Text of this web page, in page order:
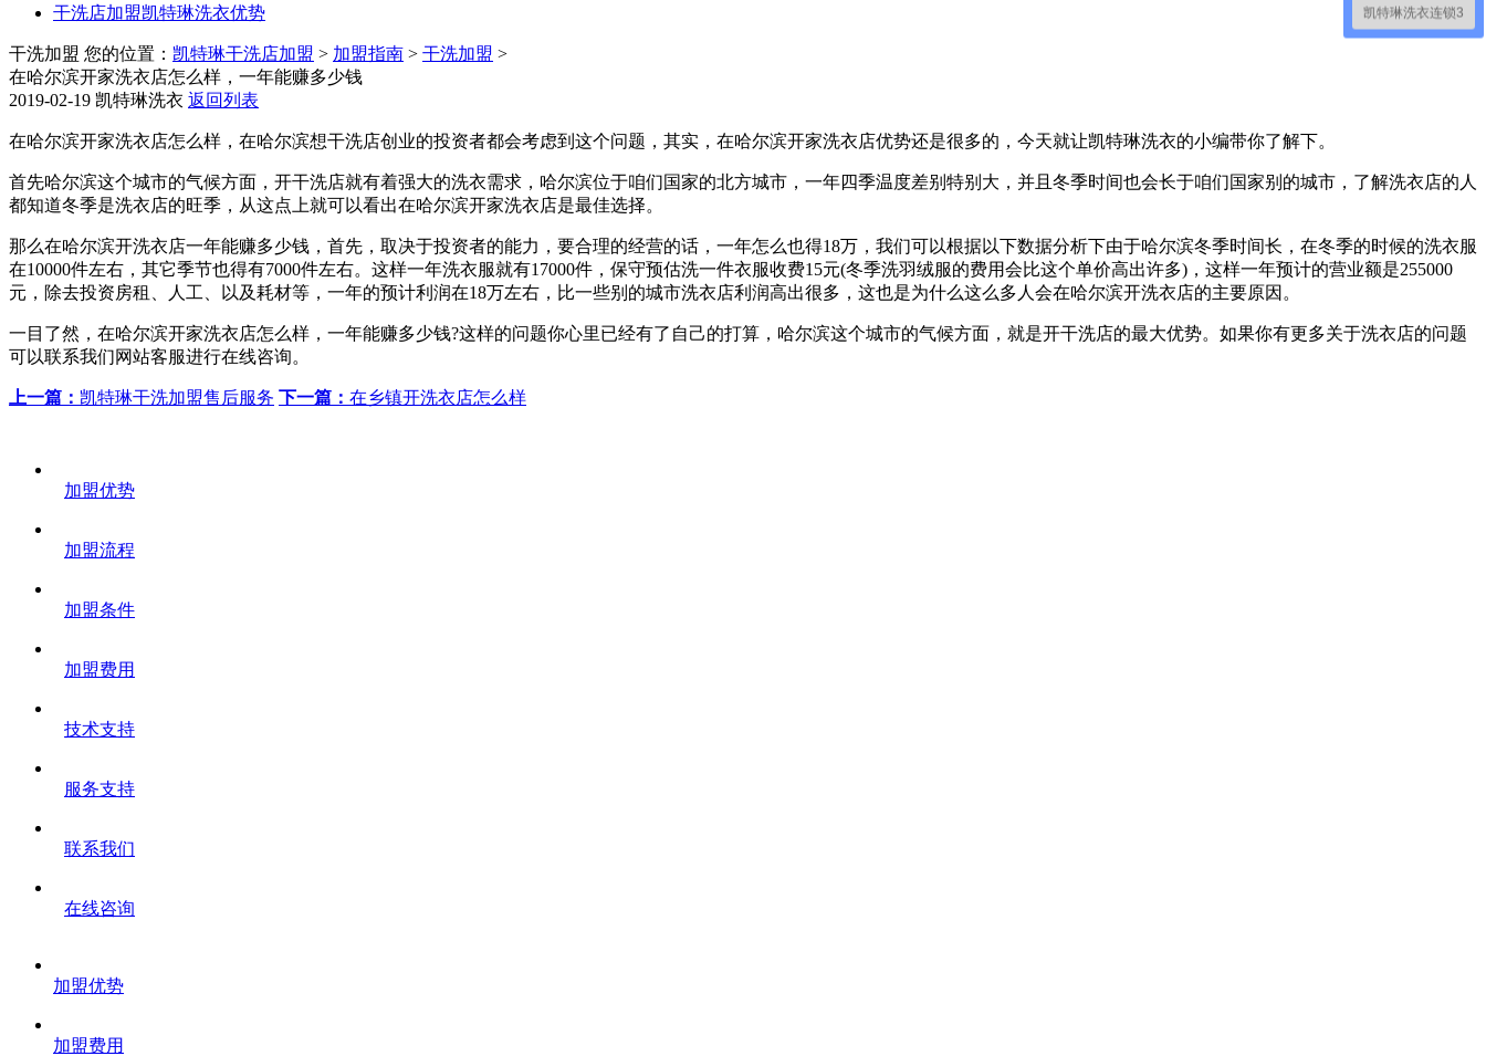
干洗店加盟凯特琳洗衣优势
干洗加盟 您的位置： 凯特琳干洗店加盟 > 加盟指南 > 干洗加盟 >
在哈尔滨开家洗衣店怎么样，一年能赚多少钱
2019-02-19 凯特琳洗衣 返回列表
在哈尔滨开家洗衣店怎么样，在哈尔滨想干洗店创业的投资者都会考虑到这个问题，其实，在哈尔滨开家洗衣店优势还是很多的，今天就让凯特琳洗衣的小编带你了解下。
首先哈尔滨这个城市的气候方面，开干洗店就有着强大的洗衣需求，哈尔滨位于咱们国家的北方城市，一年四季温度差别特别大，并且冬季时间也会长于咱们国家别的城市，了解洗衣店的人
都知道冬季是洗衣店的旺季，从这点上就可以看出在哈尔滨开家洗衣店是最佳选择。
那么在哈尔滨开洗衣店一年能赚多少钱，首先，取决于投资者的能力，要合理的经营的话，一年怎么也得18万，我们可以根据以下数据分析下由于哈尔滨冬季时间长，在冬季的时候的洗衣服
在10000件左右，其它季节也得有7000件左右。这样一年洗衣服就有17000件，保守预估洗一件衣服收费15元(冬季洗羽绒服的费用会比这个单价高出许多)，这样一年预计的营业额是255000
元，除去投资房租、人工、以及耗材等，一年的预计利润在18万左右，比一些别的城市洗衣店利润高出很多，这也是为什么这么多人会在哈尔滨开洗衣店的主要原因。
一目了然，在哈尔滨开家洗衣店怎么样，一年能赚多少钱?这样的问题你心里已经有了自己的打算，哈尔滨这个城市的气候方面，就是开干洗店的最大优势。如果你有更多关于洗衣店的问题
可以联系我们网站客服进行在线咨询。
上一篇： 凯特琳干洗加盟售后服务 下一篇： 在乡镇开洗衣店怎么样
加盟优势
加盟流程
加盟条件
加盟费用
技术支持
服务支持
联系我们
在线咨询
加盟优势
加盟费用
凯特琳洗衣连锁3